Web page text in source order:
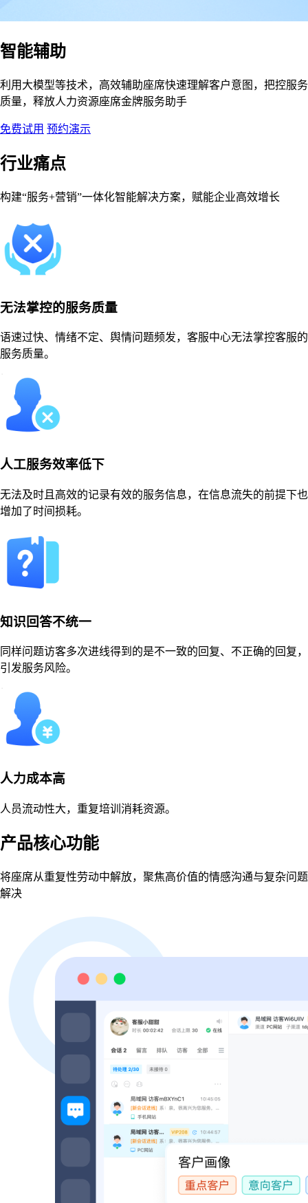
智能辅助
利用大模型等技术，高效辅助座席快速理解客户意图，把控服务
质量，释放人力资源座席金牌服务助手
免费试用 预约演示
行业痛点
构建“服务+营销”一体化智能解决方案，赋能企业高效增长
无法掌控的服务质量
语速过快、情绪不定、舆情问题频发，客服中心无法掌控客服的
服务质量。
人工服务效率低下
无法及时且高效的记录有效的服务信息，在信息流失的前提下也
增加了时间损耗。
知识回答不统一
同样问题访客多次进线得到的是不一致的回复、不正确的回复，
引发服务风险。
人力成本高
人员流动性大，重复培训消耗资源。
产品核心功能
将座席从重复性劳动中解放，聚焦高价值的情感沟通与复杂问题
解决